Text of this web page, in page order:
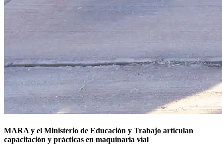
MARA y el Ministerio de Educación y Trabajo articulan
capacitación y prácticas en maquinaria vial